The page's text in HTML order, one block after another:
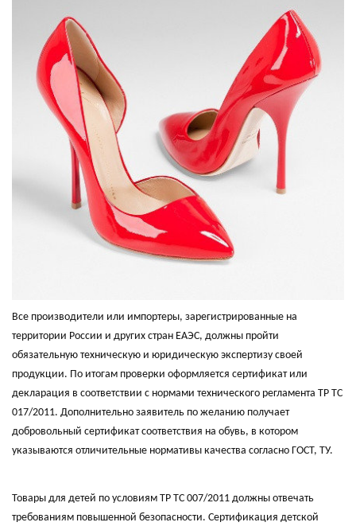
Все производители или импортеры, зарегистрированные на
территории России и других стран ЕАЭС, должны пройти
обязательную техническую и юридическую экспертизу своей
продукции. По итогам проверки оформляется сертификат или
декларация в соответствии с нормами технического регламента ТР ТС
017/2011. Дополнительно заявитель по желанию получает
добровольный сертификат соответствия на обувь, в котором
указываются отличительные нормативы качества согласно ГОСТ, ТУ.
Товары для детей по условиям ТР ТС 007/2011 должны отвечать
требованиям повышенной безопасности. Сертификация детской